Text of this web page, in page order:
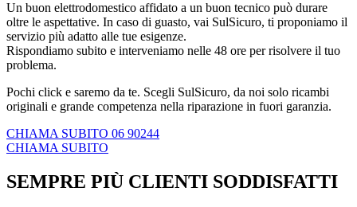
Un buon elettrodomestico affidato a un buon tecnico può durare
oltre le aspettative. In caso di guasto, vai SulSicuro, ti proponiamo il
servizio più adatto alle tue esigenze.
Rispondiamo subito e interveniamo nelle 48 ore per risolvere il tuo
problema.
Pochi click e saremo da te. Scegli SulSicuro, da noi solo ricambi
originali e grande competenza nella riparazione in fuori garanzia.
CHIAMA SUBITO 06 90244
CHIAMA SUBITO
SEMPRE PIÙ CLIENTI SODDISFATTI